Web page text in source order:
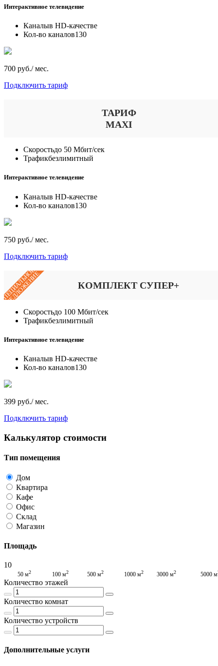
Интерактивное телевидение
Каналыв HD-качестве
Кол-во каналов130
700 руб./ мес.
Подключить тариф
ТАРИФ
MAXI
Скоростьдо 50 Мбит/сек
Трафикбезлимитный
Интерактивное телевидение
Каналыв HD-качестве
Кол-во каналов130
750 руб./ мес.
Подключить тариф
ПРЕДЛОЖЕНИЕ КОМПЛЕКТ СУПЕР+
Скоростьдо 100 Мбит/сек
Трафикбезлимитный
Интерактивное телевидение
Каналыв HD-качестве
Кол-во каналов130
399 руб./ мес.
Подключить тариф
Калькулятор стоимости
Тип помещения
Дом
Квартира
Кафе
Офис
Склад
Магазин
Площадь
10
50 м2 100 м2 500 м2 1000 м2 3000 м2 5000 м
Количество этажей
Количество комнат
Количество устройств
Дополнительные услуги